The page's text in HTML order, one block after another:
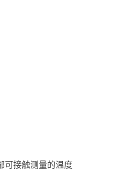
可接触测量的温度